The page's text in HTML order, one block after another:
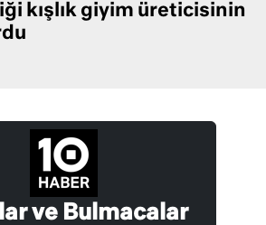
kışlık giyim üreticisinin
ve Bulmacalar